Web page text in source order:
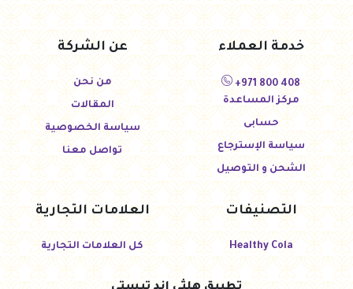
خدمة العملاء
+971 800 408
مركز المساعدة
حسابى
سياسة الإسترجاع
الشحن و التوصيل
عن الشركة
من نحن
المقالات
سياسة الخصوصية
تواصل معنا
التصنيفات
Healthy Cola
العلامات التجارية
كل العلامات التجارية